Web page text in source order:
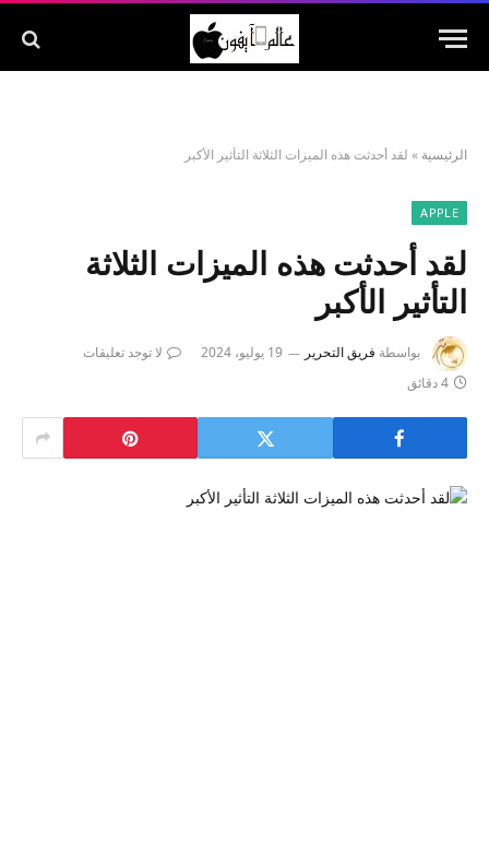
الرئيسية » لقد أحدثت هذه الميزات الثلاثة التأثير الأكبر
APPLE
لقد أحدثت هذه الميزات الثلاثة
التأثير الأكبر
بواسطة فريق التحرير 19 يوليو، 2024
لا توجد تعليقات
4 دقائق